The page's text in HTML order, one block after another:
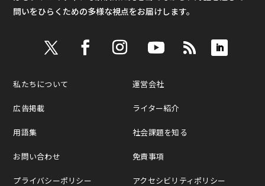
問いをひらくための多様な視点をお届けします。
私たちについて
広告掲載
用語集
お問い合わせ
プライバシーポリシー
運営会社
ライター紹介
社会課題を知る
免責事項
アクセシビリティポリシー